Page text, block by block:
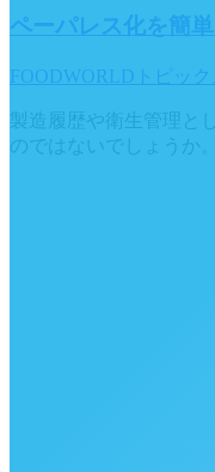
ペーパレス化を簡
FOODWORLDトピック
製造履歴や衛生管理と
のではないでしょうか。